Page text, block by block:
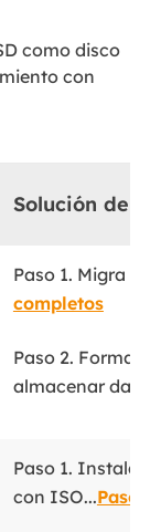
como disco
con
Solución de
Paso 1. Migra el
completos
Paso 2.
almacenar
Paso 1. Instala
con ISO...